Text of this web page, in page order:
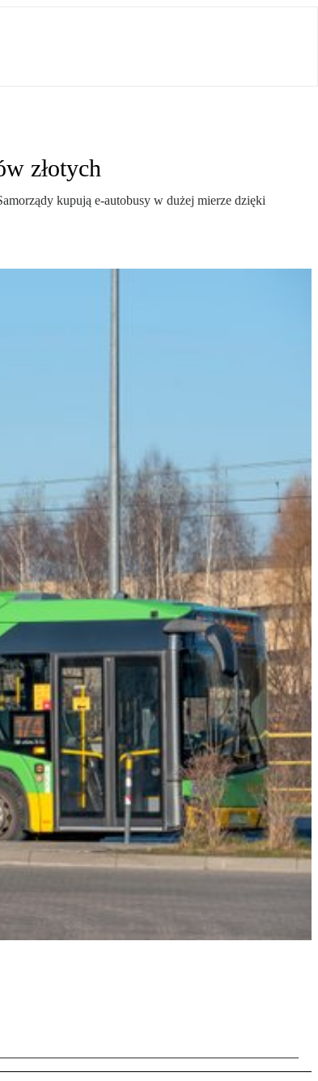
złotych
kupują e-autobusy w dużej mierze dzięki